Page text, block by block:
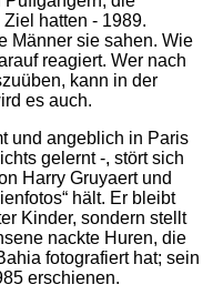
hatten - 1989.
Männer sie sahen. Wie
reagiert. Wer nach
kann in der
es auch.
und angeblich in Paris
gelernt -, stört sich
Harry Gruyaert und
hält. Er bleibt
Kinder, sondern stellt
nackte Huren, die
fotografiert hat; sein
erschienen.